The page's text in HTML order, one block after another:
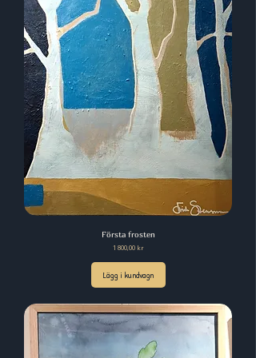
Första frosten
Pris
1 800,00 kr
Lägg i kundvagn